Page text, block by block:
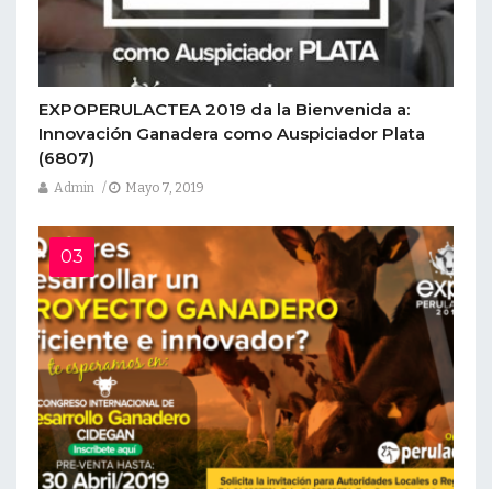
EXPOPERULACTEA 2019 da la Bienvenida a:
Innovación Ganadera como Auspiciador Plata
(6807)
Admin Mayo 7, 2019